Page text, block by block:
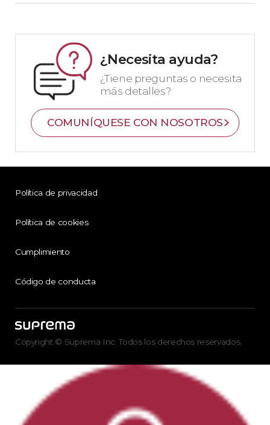
¿Necesita ayuda?
¿Tiene preguntas o necesita
más detalles?
COMUNÍQUESE CON NOSOTROS
Política de privacidad
Política de cookies
Cumplimiento
Código de conducta
Copyright © Suprema Inc. Todos los derechos reservados.